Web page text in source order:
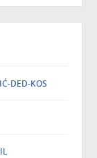
DED-KOS